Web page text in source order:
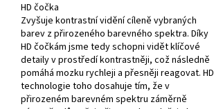
HD čočka
Zvyšuje kontrastní vidění cíleně vybraných
barev z přirozeného barevného spektra. Díky
HD čočkám jsme tedy schopni vidět klíčové
detaily v prostředí kontrastněji, což následně
pomáhá mozku rychleji a přesněji reagovat. HD
technologie toho dosahuje tím, že v
přirozeném barevném spektru záměrně